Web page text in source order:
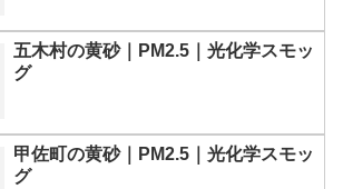
五木村の黄砂｜PM2.5｜光化学スモッ
グ
甲佐町の黄砂｜PM2.5｜光化学スモッ
グ